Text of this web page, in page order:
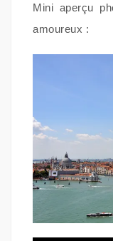
Mini aperçu
amoureux :